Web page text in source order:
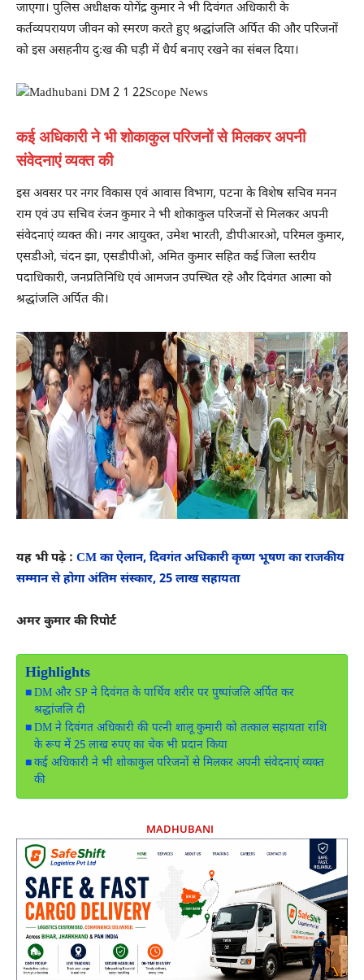
जाएगा। पुलिस अधीक्षक योगेंद्र कुमार ने भी दिवंगत अधिकारी के
कर्तव्यपरायण जीवन को स्मरण करते हुए श्रद्धांजलि अर्पित की और परिजनों
को इस असहनीय दुःख की घड़ी में धैर्य बनाए रखने का संबल दिया।
कई अधिकारी ने भी शोकाकुल परिजनों से मिलकर अपनी
संवेदनाएं व्यक्त की
इस अवसर पर नगर विकास एवं आवास विभाग, पटना के विशेष सचिव मनन
राम एवं उप सचिव रंजन कुमार ने भी शोकाकुल परिजनों से मिलकर अपनी
संवेदनाएं व्यक्त की। नगर आयुक्त, उमेश भारती, डीपीआरओ, परिमल कुमार,
एसडीओ, चंदन झा, एसडीपीओ, अमित कुमार सहित कई जिला स्तरीय
पदाधिकारी, जनप्रतिनिधि एवं आमजन उपस्थित रहे और दिवंगत आत्मा को
श्रद्धांजलि अर्पित की।
यह भी पढ़े : CM का ऐलान, दिवगंत अधिकारी कृष्ण भूषण का राजकीय
सम्मान से होगा अंतिम संस्कार, 25 लाख सहायता
अमर कुमार की रिपोर्ट
Highlights
DM और SP ने दिवंगत के पार्थिव शरीर पर पुष्पांजलि अर्पित कर
श्रद्धांजलि दी
DM ने दिवंगत अधिकारी की पत्नी शालू कुमारी को तत्काल सहायता राशि
के रूप में 25 लाख रुपए का चेक भी प्रदान किया
कई अधिकारी ने भी शोकाकुल परिजनों से मिलकर अपनी संवेदनाएं व्यक्त
की
MADHUBANI